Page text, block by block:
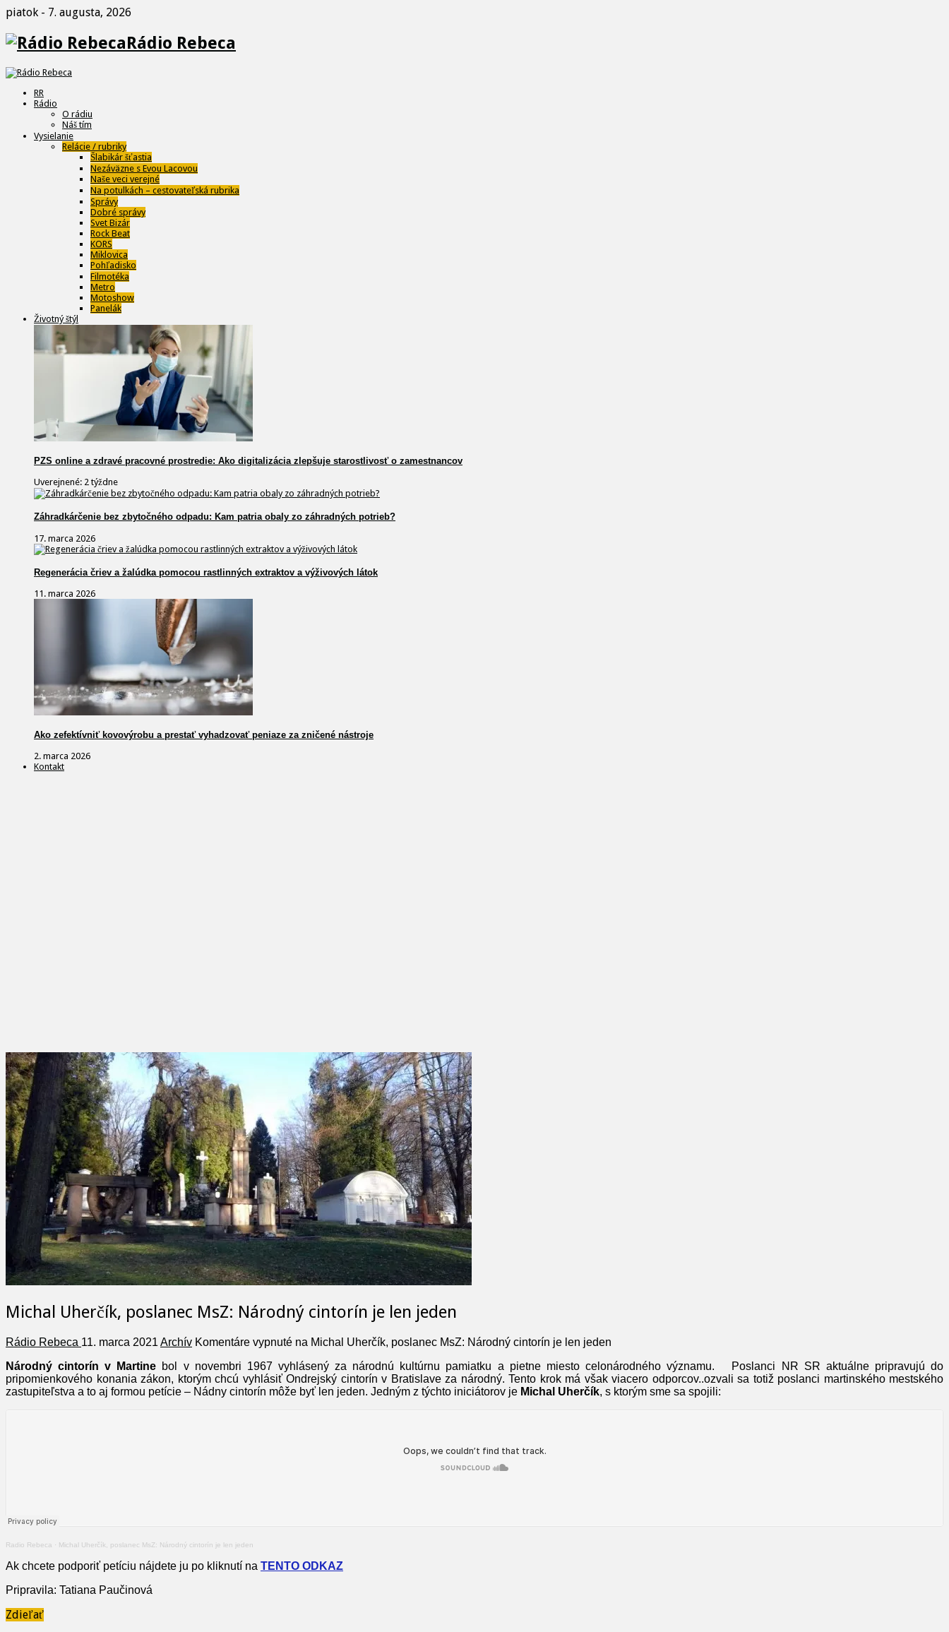
piatok - 7. augusta, 2026
Rádio Rebeca
RR
Rádio
O rádiu
Náš tím
Vysielanie
Relácie / rubriky
Šlabikár šťastia
Nezáväzne s Evou Lacovou
Naše veci verejné
Na potulkách – cestovateľská rubrika
Správy
Dobré správy
Svet Bizár
Rock Beat
KORS
Miklovica
Pohľadisko
Filmotéka
Metro
Motoshow
Panelák
Životný štýl
PZS online a zdravé pracovné prostredie: Ako digitalizácia zlepšuje starostlivosť o zamestnancov
Uverejnené: 2 týždne
Záhradkárčenie bez zbytočného odpadu: Kam patria obaly zo záhradných potrieb?
17. marca 2026
Regenerácia čriev a žalúdka pomocou rastlinných extraktov a výživových látok
11. marca 2026
Ako zefektívniť kovovýrobu a prestať vyhadzovať peniaze za zničené nástroje
2. marca 2026
Kontakt
Michal Uherčík, poslanec MsZ: Národný cintorín je len jeden
Rádio Rebeca 11. marca 2021 Archív Komentáre vypnuté na Michal Uherčík, poslanec MsZ: Národný cintorín je len jeden
Národný cintorín v Martine bol v novembri 1967 vyhlásený za národnú kultúrnu pamiatku a pietne miesto celonárodného významu. Poslanci NR SR aktuálne pripravujú do
pripomienkového konania zákon, ktorým chcú vyhlásiť Ondrejský cintorín v Bratislave za národný. Tento krok má však viacero odporcov..ozvali sa totiž poslanci martinského mestského
zastupiteľstva a to aj formou petície – Nádny cintorín môže byť len jeden. Jedným z týchto iniciátorov je Michal Uherčík, s ktorým sme sa spojili:
Radio Rebeca · Michal Uherčík, poslanec MsZ: Národný cintorín je len jeden
Ak chcete podporiť petíciu nájdete ju po kliknutí na TENTO ODKAZ
Pripravila: Tatiana Paučinová
Zdieľať